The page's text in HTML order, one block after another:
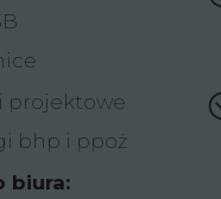
projektowe
bhp i ppoż
biura: